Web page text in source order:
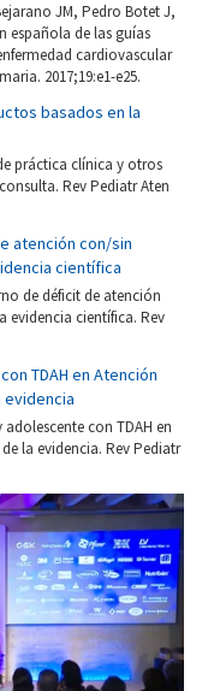
JM, Pedro Botet J,
española de las guías
cardiovascular
2017;19:e1-e25.
basados en la
práctica clínica y otros
Rev Pediatr Aten
atención con/sin
científica
de déficit de atención
evidencia científica. Rev
TDAH en Atención
evidencia
con TDAH en
la evidencia. Rev Pediatr